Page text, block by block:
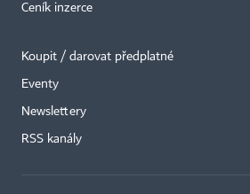
Ceník inzerce
Koupit / darovat předplatné
Eventy
Newslettery
RSS kanály